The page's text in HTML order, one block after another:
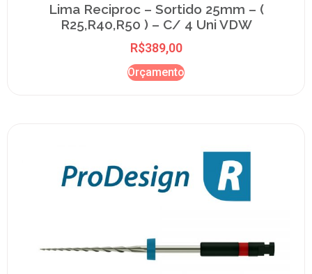
Lima Reciproc – Sortido 25mm – (
R25,R40,R50 ) – C/ 4 Uni VDW
R$389,00
Orçamento